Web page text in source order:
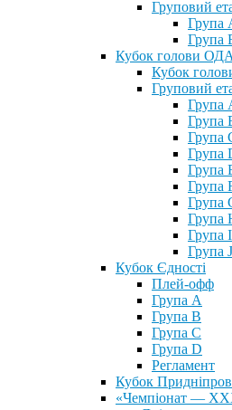
Груповий
Група
Група
Кубок голови
Кубок
Груповий
Група
Група
Група
Група
Група
Група
Група
Група
Група I
Група J
Кубок Єдності
Плей-офф
Група А
Група В
Група С
Група D
Регламент
Кубок
«Чемпіонат —